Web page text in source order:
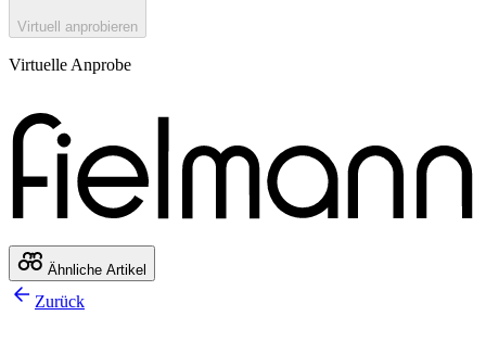
Virtuell anprobieren
Virtuelle Anprobe
Ähnliche Artikel
Zurück